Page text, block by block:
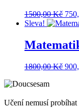
1500,00Kč
cena
Sleva!
1800,00Kč
Učení nemusí